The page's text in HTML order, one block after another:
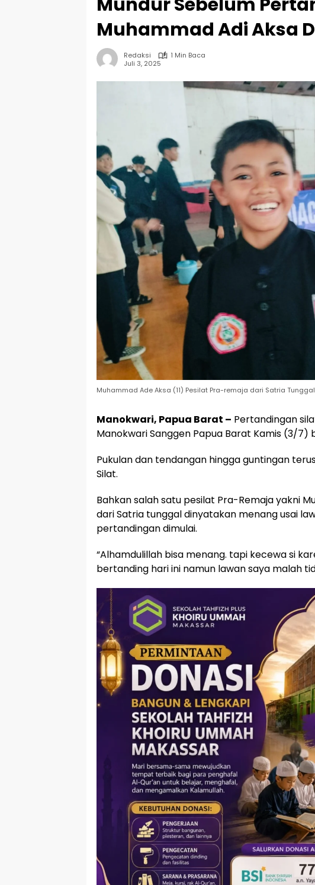
Muhammad Adi Aksa
Redaksi
1 Min Baca
Juli 3, 2025
Muhammad Ade Aksa (11) Pesilat Pra-remaja dari Satria
Manokwari, Papua Barat – Pertandingan
Manokwari Sanggen Papua Barat Kamis (3/7)
Pukulan dan tendangan hingga guntingan
Silat.
Bahkan salah satu pesilat Pra-Remaja yakni
dari Satria tunggal dinyatakan menang usai
pertandingan dimulai.
“Alhamdulillah bisa menang. tapi kecewa si
bertanding hari ini namun lawan saya malah